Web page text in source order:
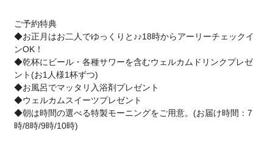
ご予約特典
◆お正月はお二人でゆっくりと♪♪18時からアーリーチェックイ
ンOK！
◆乾杯にビール・各種サワーを含むウェルカムドリンクプレゼ
ント(お1人様1杯ずつ)
◆お風呂でマッタリ入浴剤プレゼント
◆ウェルカムスイーツプレゼント
◆朝は時間の選べる特製モーニングをご用意。(お届け時間：7
時/8時/9時/10時)